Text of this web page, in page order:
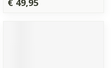
€ 49,95